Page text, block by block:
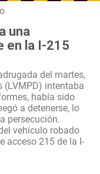
una
en la I-215
del martes,
(LVMPD) intentaba
había sido
a detenerse, lo
persecución.
vehículo robado
acceso 215 de la I-